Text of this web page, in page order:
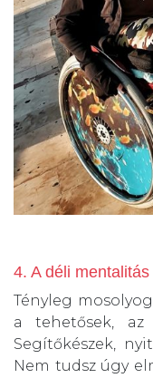
4. A déli
Tényleg
a tehetősek, az
Segítőkészek,
Nem tudsz úgy